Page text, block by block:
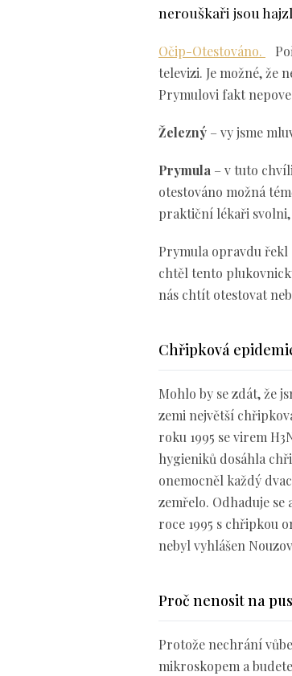
nerouškaři jsou
Očip-Otestováno.
televizi. Je možné, že
Prymulovi fakt
Železný – vy jsme
Prymula – v tuto
otestováno možná
praktiční lékaři svolni,
Prymula opravdu řekl
chtěl tento
nás chtít otestovat
Chřipková
Mohlo by se zdát, že
zemi největší
roku 1995 se virem
hygieniků dosáhla
onemocněl každý
zemřelo. Odhaduje se
roce 1995 s chřipkou
nebyl vyhlášen
Proč nenosit na
Protože nechrání
mikroskopem a